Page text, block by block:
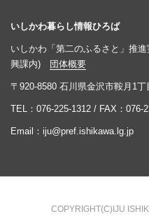
いしかわ暮らし情報ひろば
いしかわ「第二のふるさと」推
興課内)
団体概要
〒920-8580 石川県金沢市鞍月1丁
TEL： 076-225-1312 / FAX：076-
Email： iju@pref.ishikawa.lg.jp
COPYRIGHT(C)IJU